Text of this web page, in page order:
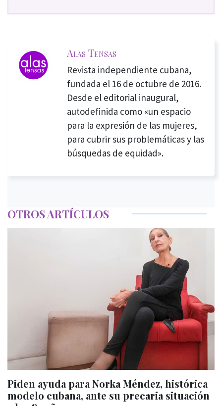
Alas Tensas
Revista independiente cubana,
fundada el 16 de octubre de 2016.
Desde el editorial inaugural,
autodefinida como «un espacio
para la expresión de las mujeres,
para cubrir sus problemáticas y las
búsquedas de equidad».
OTROS ARTÍCULOS
Piden ayuda para Norka Méndez, histórica
modelo cubana, ante su precaria situación